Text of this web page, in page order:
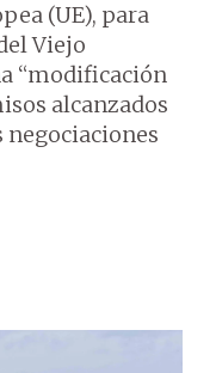
(UE), para
Viejo
“modificación
alcanzados
negociaciones